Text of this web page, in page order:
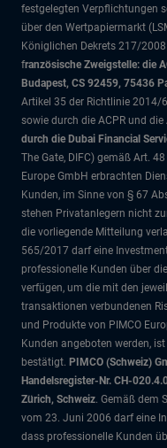
festgelegten Verpflichtungen
über den Wertpapiermarkt
Königlichen Dekrets 217/
französische Zweigstelle: die
Budapest, CS 92459, 75436
Artikel 35 der Richtlinie 2014/
sowie durch die ACPR und die
durch die Dubai Financial
The Gate, DIFC) gemäß Art. 48
Europe GmbH erbrachten
Kunden, im Sinne von § 67
stehen Privatanlegern nicht
die vorliegende Mitteilung
565/2017 darf eine
professionelle Kunden über
verfügen, um die mit den
transaktionen verbundenen
und Produkte von PIMCO
Kunden angeboten werden,
bestätigt. PIMCO (Schweiz)
Handelsregister-Nr. CH-
Zürich, Schweiz. Gemäß dem
vom 23. Juni 2006 darf eine
dass professionelle Kunden